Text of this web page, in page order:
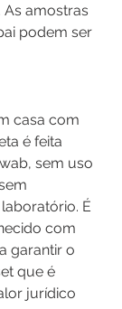
As amostras
podem ser
casa com
é feita
sem uso
É
com
garantir o
que é
jurídico